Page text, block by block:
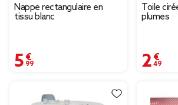
Nappe rectangulaire en
tissu blanc
5,99 €
Toile
plumes
2,49 €